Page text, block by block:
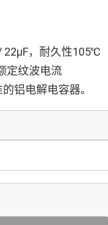
22µF，耐久性105℃
定纹波电流
铝电解电容器。